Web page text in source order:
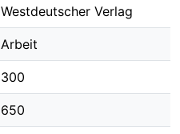
Westdeutscher Verlag
Arbeit
300
650